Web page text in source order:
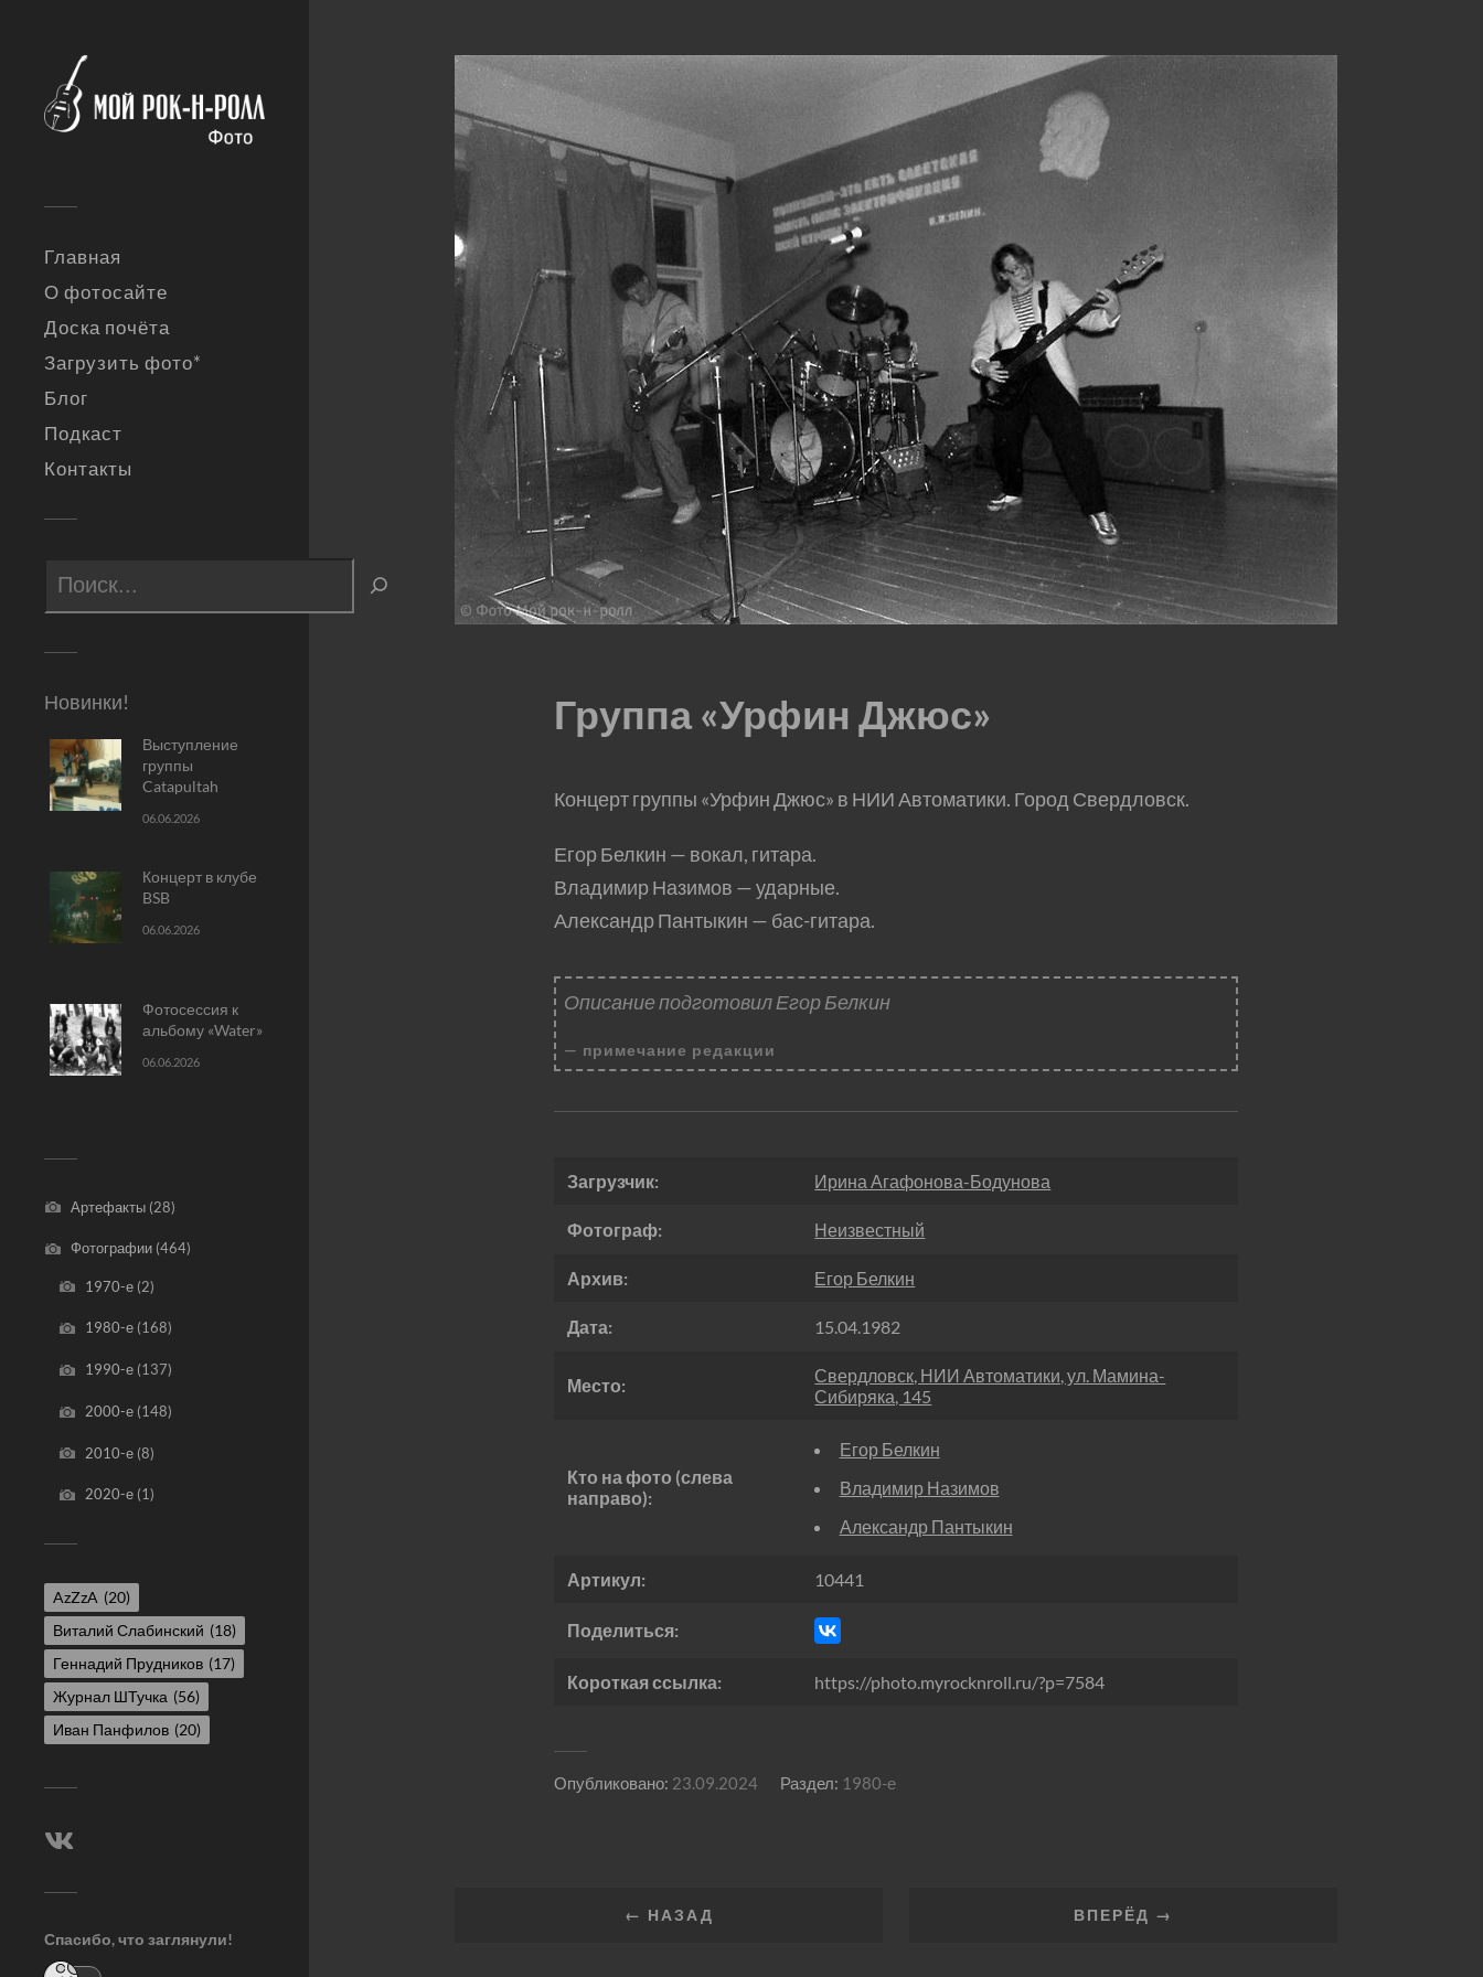
Главная
О фотосайте
Доска почёта
Загрузить фото*
Блог
Подкаст
Контакты
Новинки!
Выступление
группы
Catapultah
06.06.2026
Концерт в клубе
BSB
06.06.2026
Фотосессия к
альбому «Water»
06.06.2026
Артефакты (28)
Фотографии (464)
1970-е(2)
1980-е(168)
1990-е(137)
2000-е(148)
2010-е(8)
2020-е(1)
AzZzA (20)
Виталий Слабинский (18)
Геннадий Прудников (17)
Журнал ШТучка (56)
Иван Панфилов (20)
Спасибо, что заглянули!
Группа «Урфин Джюс»
Концерт группы «Урфин Джюс» в НИИ Автоматики. Город Свердловск.
Егор Белкин — вокал, гитара.
Владимир Назимов — ударные.
Александр Пантыкин — бас-гитара.
Описание подготовил Егор Белкин
примечание редакции
Загрузчик: Ирина Агафонова-Бодунова
Фотограф: Неизвестный
Архив: Егор Белкин
Дата: 15.04.1982
Место:
Свердловск, НИИ Автоматики, ул. Мамина-
Сибиряка, 145
Кто на фото (слева
направо):
Егор Белкин
Владимир Назимов
Александр Пантыкин
Артикул: 10441
Поделиться:
Короткая ссылка: https://photo.myrocknroll.ru/?p=7584
Опубликовано: 23.09.2024 Раздел: 1980-е
← НАЗАД ВПЕРЁД →